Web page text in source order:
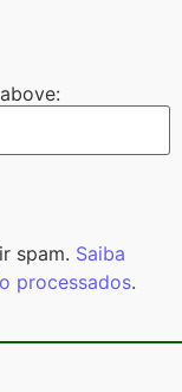
spam. Saiba
processados.